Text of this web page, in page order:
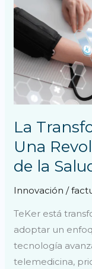
La
Una
de la
Innovación /
TeKer está
adoptar un
tecnología
telemedicina,
de
TeKer:
Revolución
en
la
Calidad
de
Salud
a
Menor